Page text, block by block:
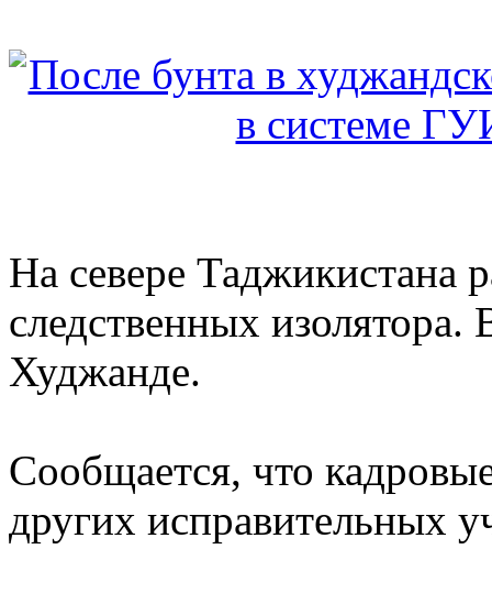
На севере Таджикистана
следственных изолятора.
Худжанде.
Сообщается, что
других исправительных